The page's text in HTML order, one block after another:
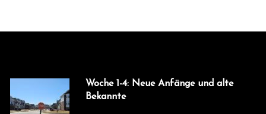
Woche 1-4: Neue Anfänge und alte
Bekannte